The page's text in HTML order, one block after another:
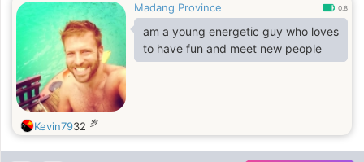
Madang Province 0.8
am a young energetic guy who loves
to have fun and meet new people
Kevin7932 岁